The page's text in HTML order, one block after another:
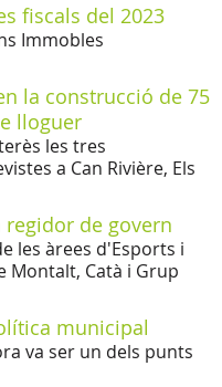
fiscals del 2023
Immobles
la construcció de 75
lloguer
les tres
a Can Rivière, Els
regidor de govern
les àrees d'Esports i
Montalt, Catà i Grup
municipal
va ser un dels punts